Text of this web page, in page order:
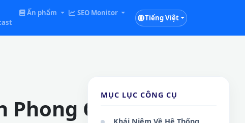
Ấn phẩm SEO Monitor
Tiếng Việt
Cách Số
MỤC LỤC CÔNG CỤ